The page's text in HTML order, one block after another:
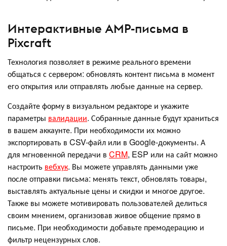
Интерактивные AMP-письма в
Pixcraft
Технология позволяет в режиме реального времени
общаться с сервером: обновлять контент письма в момент
его открытия или отправлять любые данные на сервер.
Создайте форму в визуальном редакторе и укажите
параметры валидации. Собранные данные будут храниться
в вашем аккаунте. При необходимости их можно
экспортировать в CSV-файл или в Google-документы. А
для мгновенной передачи в CRM, ESP или на сайт можно
настроить вебхук. Вы можете управлять данными уже
после отправки письма: менять текст, обновлять товары,
выставлять актуальные цены и скидки и многое другое.
Также вы можете мотивировать пользователей делиться
своим мнением, организовав живое общение прямо в
письме. При необходимости добавьте премодерацию и
фильтр нецензурных слов.